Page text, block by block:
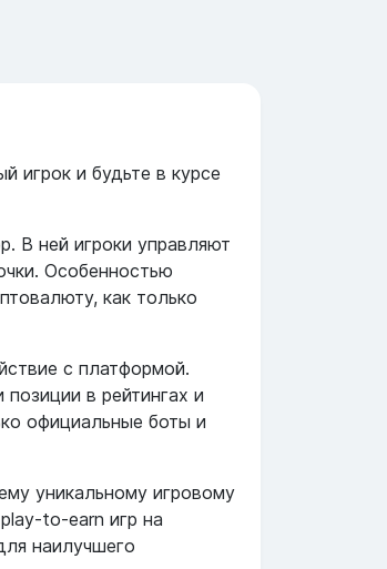
игрок и будьте в курсе
В ней игроки управляют
Особенностью
как только
с платформой.
в рейтингах и
официальные боты и
уникальному игровому
to-earn игр на
наилучшего